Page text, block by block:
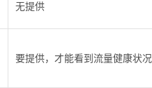
无提供
要提供，才能看到流量健康状况